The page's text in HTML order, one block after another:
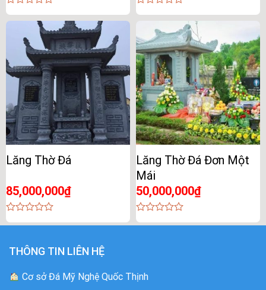
0
out
0
5
Lăng Thờ Đá
85,000,000₫
0
5
Lăng Thờ Đá Đơn Một
Mái
50,000,000₫
0
THÔNG TIN LIÊN HỆ
Cơ sở Đá Mỹ Nghệ Quốc Thịnh